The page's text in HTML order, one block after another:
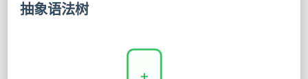
抽象语法树